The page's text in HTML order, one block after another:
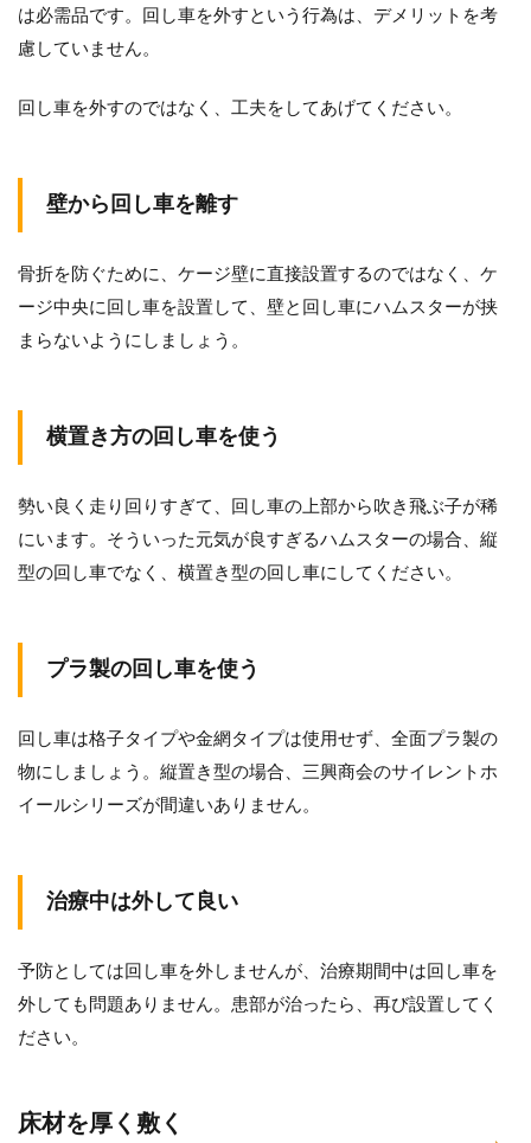
は必需品です。回し車を外すという行為は、デメリットを考
慮していません。
回し車を外すのではなく、工夫をしてあげてください。
壁から回し車を離す
骨折を防ぐために、ケージ壁に直接設置するのではなく、ケ
ージ中央に回し車を設置して、壁と回し車にハムスターが挟
まらないようにしましょう。
横置き方の回し車を使う
勢い良く走り回りすぎて、回し車の上部から吹き飛ぶ子が稀
にいます。そういった元気が良すぎるハムスターの場合、縦
型の回し車でなく、横置き型の回し車にしてください。
プラ製の回し車を使う
回し車は格子タイプや金網タイプは使用せず、全面プラ製の
物にしましょう。縦置き型の場合、三興商会のサイレントホ
イールシリーズが間違いありません。
治療中は外して良い
予防としては回し車を外しませんが、治療期間中は回し車を
外しても問題ありません。患部が治ったら、再び設置してく
ださい。
床材を厚く敷く